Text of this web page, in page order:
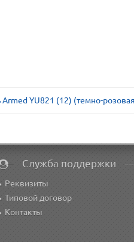
YU821 (12) (темно-
Служба поддержки
Реквизиты
Типовой договор
Контакты